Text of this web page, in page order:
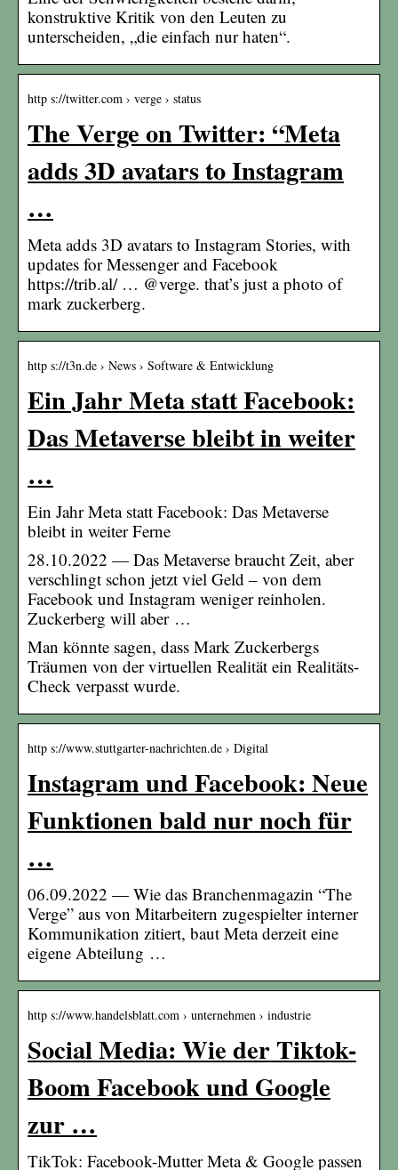
konstruktive Kritik von den Leuten zu
unterscheiden, „die einfach nur haten“.
http s://twitter.com › verge › status
The Verge on Twitter: “Meta
adds 3D avatars to Instagram
…
Meta adds 3D avatars to Instagram Stories, with
updates for Messenger and Facebook
https://trib.al/ … @verge. that’s just a photo of
mark zuckerberg.
http s://t3n.de › News › Software & Entwicklung
Ein Jahr Meta statt Facebook:
Das Metaverse bleibt in weiter
…
Ein Jahr Meta statt Facebook: Das Metaverse
bleibt in weiter Ferne
28.10.2022 — Das Metaverse braucht Zeit, aber
verschlingt schon jetzt viel Geld – von dem
Facebook und Instagram weniger reinholen.
Zuckerberg will aber …
Man könnte sagen, dass Mark Zuckerbergs
Träumen von der virtuellen Realität ein Realitäts-
Check verpasst wurde.
http s://www.stuttgarter-nachrichten.de › Digital
Instagram und Facebook: Neue
Funktionen bald nur noch für
…
06.09.2022 — Wie das Branchenmagazin “The
Verge” aus von Mitarbeitern zugespielter interner
Kommunikation zitiert, baut Meta derzeit eine
eigene Abteilung …
http s://www.handelsblatt.com › unternehmen › industrie
Social Media: Wie der Tiktok-
Boom Facebook und Google
zur …
TikTok: Facebook-Mutter Meta & Google passen